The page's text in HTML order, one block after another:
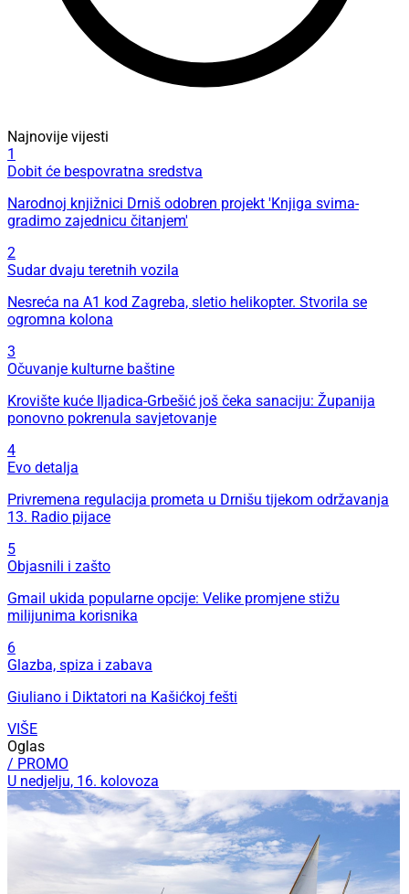
Najnovije vijesti
1
Dobit će bespovratna sredstva
Narodnoj knjižnici Drniš odobren projekt 'Knjiga svima-
gradimo zajednicu čitanjem'
2
Sudar dvaju teretnih vozila
Nesreća na A1 kod Zagreba, sletio helikopter. Stvorila se
ogromna kolona
3
Očuvanje kulturne baštine
Krovište kuće Iljadica-Grbešić još čeka sanaciju: Županija
ponovno pokrenula savjetovanje
4
Evo detalja
Privremena regulacija prometa u Drnišu tijekom održavanja
13. Radio pijace
5
Objasnili i zašto
Gmail ukida popularne opcije: Velike promjene stižu
milijunima korisnika
6
Glazba, spiza i zabava
Giuliano i Diktatori na Kašićkoj fešti
VIŠE
Oglas
/ PROMO
U nedjelju, 16. kolovoza